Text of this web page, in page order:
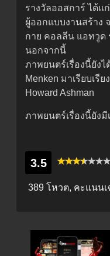
รางวัลออสการ์ ได้แก่
ผู้ออกแบบงานสร้าง
กาย คอลลีน แอทวูด
นอกจากนี้
ภาพยนตร์เรื่องนี้ยังไ
Menken มาเรียบเรี
Howard Ashman
ภาพยนตร์เรื่องนี้ยังมี
3.5
389 โหวต, คะแนนเ